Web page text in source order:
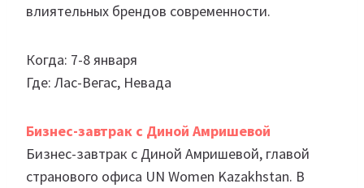
влиятельных брендов современности.
Когда: 7-8 января
Где: Лас-Вегас, Невада
Бизнес-завтрак с Диной Амришевой
Бизнес-завтрак с Диной Амришевой, главой
странового офиса UN Women Kazakhstan. В